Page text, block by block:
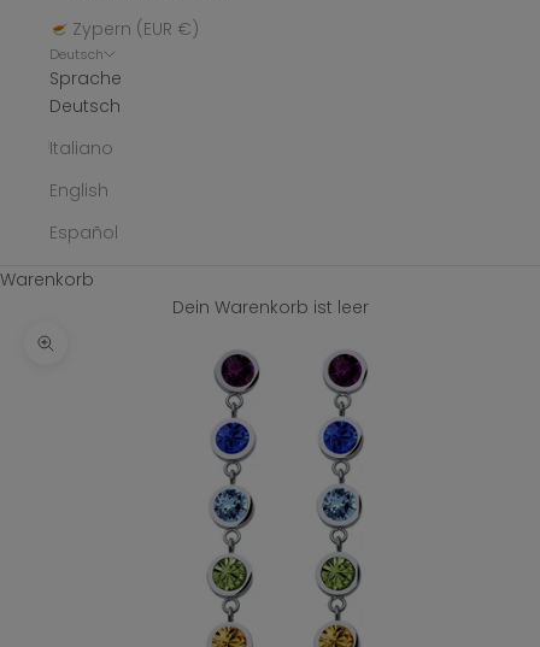
Zypern (EUR €)
Deutsch
Sprache
Deutsch
Italiano
English
Español
Warenkorb
Dein Warenkorb ist leer
Bild vergrößern